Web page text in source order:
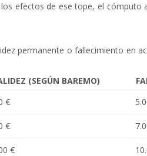
efectos de ese tope, el cómputo
permanente o fallecimiento en
(SEGÚN BAREMO)
€
€
€